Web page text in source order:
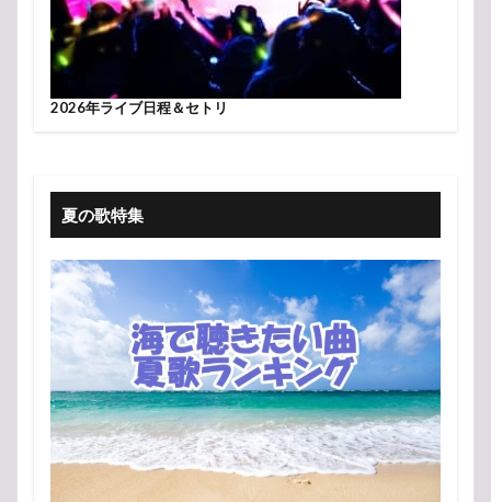
2026年ライブ日程＆セトリ
夏の歌特集